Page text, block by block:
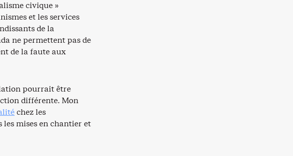
civique »
et les services
de la
ne permettent pas de
de la faute aux
pourrait être
différente. Mon
chez les
les mises en chantier et